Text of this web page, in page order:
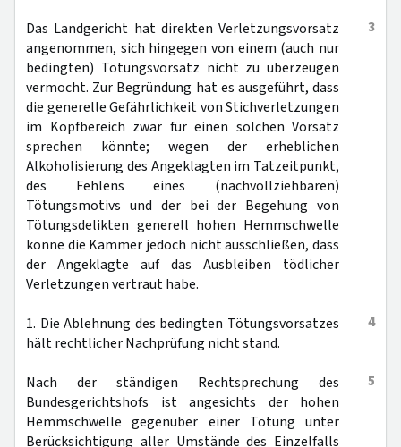
3
Das Landgericht hat direkten Verletzungsvorsatz
angenommen, sich hingegen von einem (auch nur
bedingten) Tötungsvorsatz nicht zu überzeugen
vermocht. Zur Begründung hat es ausgeführt, dass
die generelle Gefährlichkeit von Stichverletzungen
im Kopfbereich zwar für einen solchen Vorsatz
sprechen könnte; wegen der erheblichen
Alkoholisierung des Angeklagten im Tatzeitpunkt,
des Fehlens eines (nachvollziehbaren)
Tötungsmotivs und der bei der Begehung von
Tötungsdelikten generell hohen Hemmschwelle
könne die Kammer jedoch nicht ausschließen, dass
der Angeklagte auf das Ausbleiben tödlicher
Verletzungen vertraut habe.
4
1. Die Ablehnung des bedingten Tötungsvorsatzes
hält rechtlicher Nachprüfung nicht stand.
5
Nach der ständigen Rechtsprechung des
Bundesgerichtshofs ist angesichts der hohen
Hemmschwelle gegenüber einer Tötung unter
Berücksichtigung aller Umstände des Einzelfalls